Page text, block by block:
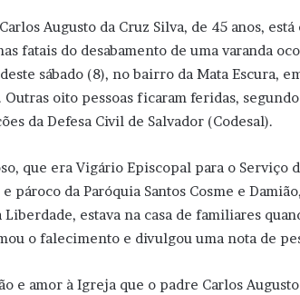
Augusto da Cruz Silva, de 45 anos,
fatais do desabamento de uma varanda
sábado (8), no bairro da Mata Escura,
Outras oito pessoas ficaram feridas, segundo
da Defesa Civil de Salvador (Codesal).
que era Vigário Episcopal para o Serviço
pároco da Paróquia Santos Cosme e
estava na casa de familiares
o falecimento e divulgou uma nota de
e amor à Igreja que o padre Carlos